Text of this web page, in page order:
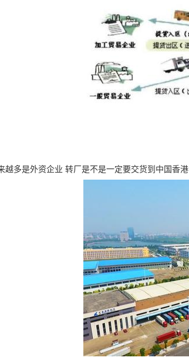
越多是外资企业 转厂是不是一定要交货到中国香港